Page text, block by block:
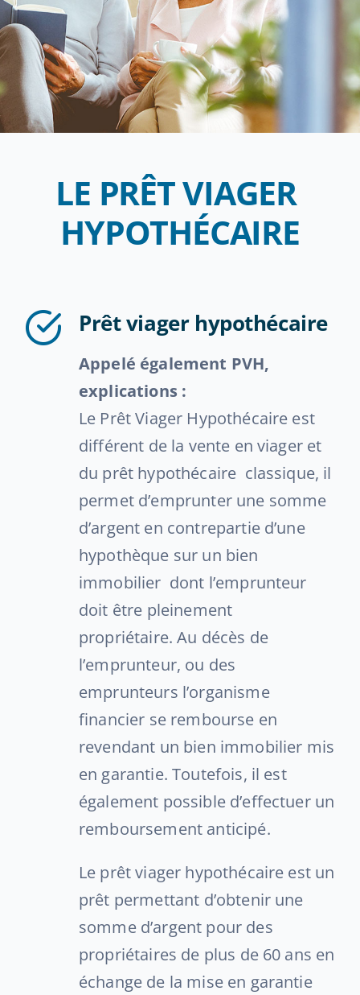
Témoignages
Contact
LE PRÊT VIAGER
HYPOTHÉCAIRE
Prêt viager hypothécaire
Appelé également PVH,
explications :
Le Prêt Viager Hypothécaire est
différent de la vente en viager et
du prêt hypothécaire classique, il
permet d’emprunter une somme
d’argent en contrepartie d’une
hypothèque sur un bien
immobilier dont l’emprunteur
doit être pleinement
propriétaire. Au décès de
l’emprunteur, ou des
emprunteurs l’organisme
financier se rembourse en
revendant un bien immobilier mis
en garantie. Toutefois, il est
également possible d’effectuer un
remboursement anticipé.
Le prêt viager hypothécaire est un
prêt permettant d’obtenir une
somme d’argent pour des
propriétaires de plus de 60 ans en
échange de la mise en garantie